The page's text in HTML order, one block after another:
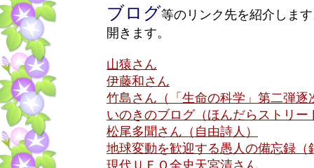
ブログ等のリンク先を紹介しま
開きます。
山猿さん
伊藤和さん
竹島さん（「生命の科学」第二弾逐
いのきのブログ（ほんだらストリー
松尾多聞さん（自由詩人）
地球変動を歓迎する愚人の備忘録（
現代ＵＦＯ全史天宮清さん